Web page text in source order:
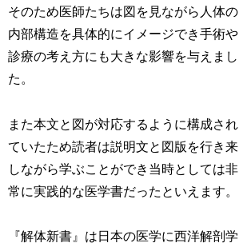
そのため医師たちは図を見ながら人体の
内部構造を具体的にイメージでき手術や
診療の考え方にも大きな影響を与えまし
た。
また本文と図が対応するように構成され
ていたため読者は説明文と図版を行き来
しながら学ぶことができ当時としては非
常に実践的な医学書だったといえます。
『解体新書』は日本の医学に西洋解剖学